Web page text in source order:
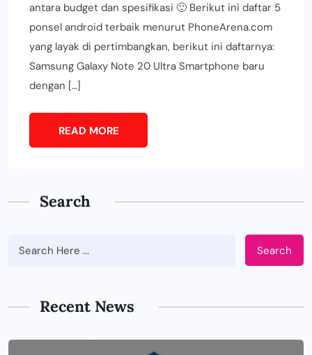
antara budget dan spesifikasi 🙂 Berikut ini daftar 5
ponsel android terbaik menurut PhoneArena.com
yang layak di pertimbangkan, berikut ini daftarnya:
Samsung Galaxy Note 20 Ultra Smartphone baru
dengan […]
READ MORE
Search
Search
Recent News